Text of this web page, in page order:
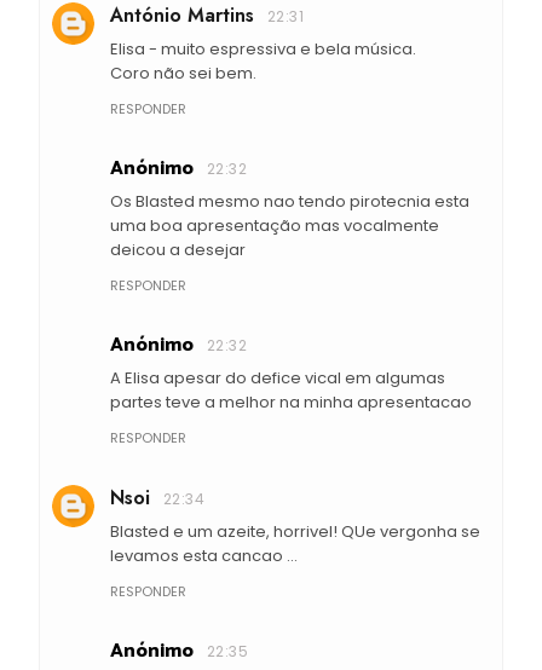
António Martins 22:31
Elisa - muito espressiva e bela música.
Coro não sei bem.
RESPONDER
Anónimo 22:32
Os Blasted mesmo nao tendo pirotecnia esta
uma boa apresentação mas vocalmente
deicou a desejar
RESPONDER
Anónimo 22:32
A Elisa apesar do defice vical em algumas
partes teve a melhor na minha apresentacao
RESPONDER
Nsoi 22:34
Blasted e um azeite, horrivel! QUe vergonha se
levamos esta cancao ...
RESPONDER
Anónimo 22:35